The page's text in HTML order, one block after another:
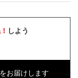
しよう
お届けします